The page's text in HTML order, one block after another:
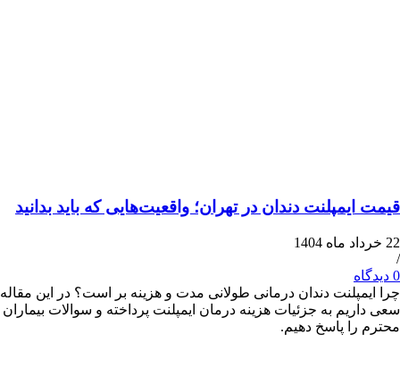
دندان در تهران؛ واقعیت‌هایی که باید بدانید
دندان درمانی طولانی مدت و هزینه بر است؟ در این مقاله
به جزئیات هزینه درمان ایمپلنت پرداخته و سوالات بیماران
پاسخ دهیم.